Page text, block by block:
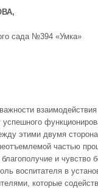
сада №394 «Умка»
этими двумя
частью
и чувство
воспитателя в
которые